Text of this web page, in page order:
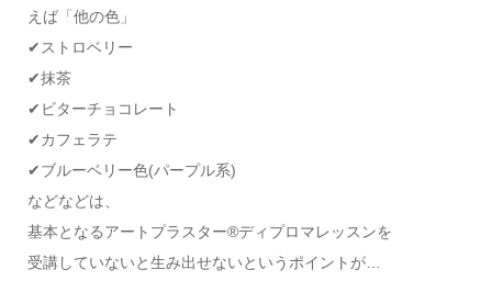
えば「他の色」
✔ストロベリー
✔抹茶
✔ビターチョコレート
✔カフェラテ
✔ブルーベリー色(パープル系)
などなどは、
基本となるアートプラスター®ディプロマレッスンを
受講していないと生み出せないというポイントが…